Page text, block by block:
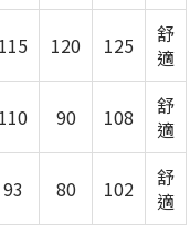
115 120 125
舒
適
110 90 108
舒
適
93 80 102
舒
適